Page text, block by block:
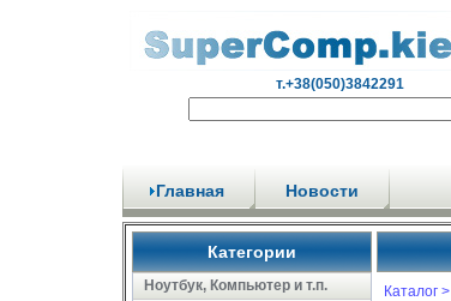
т.+38(050)3842291
Главная Новости
Категории
Ноутбук, Компьютер и т.п.
Каталог >